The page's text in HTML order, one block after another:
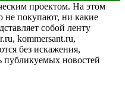
проектом. На этом
не покупают, ни какие
собой ленту
kommersant.ru,
без искажения,
публикуемых новостей